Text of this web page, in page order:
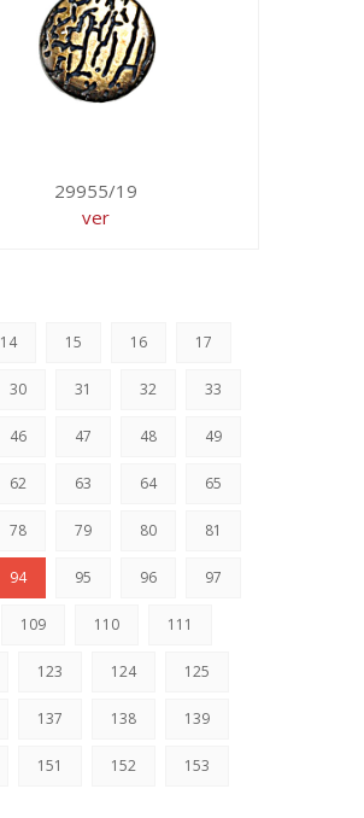
29955/19
ver
14 15 16 17
30 31 32 33
46 47 48 49
62 63 64 65
78 79 80 81
94 95 96 97
109 110 111
123 124 125
137 138 139
151 152 153